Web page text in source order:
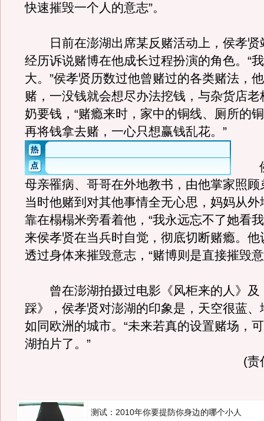
快速摧毁一个人的意志”。
日前在澎湖出席某反赌活动上，侯孝贤
经历诉说赌博在他成长过程扮演的角色。“
大。”侯孝贤历数过他曾赌过的各类赌法，
赌，一没钱就会想尽办法挖钱，与杂货店
奶要钱，“赌瘾来时，家中的铜线、厕所的
再将钱拿去赌，一心只想赢钱乱花。 ”
侯
母亲罹病、哥哥在外地教书，由他掌家照顾
当时他赌到对其他事情全无心思，妈妈从
靠在榻榻米旁看着他，“我永远忘不了她看
来侯孝贤在当兵时自觉，彻底切断赌瘾。他
透过身体来摧毁意志，“赌博则是直接摧毁
曾在澎湖拍摄过电影《风柜来的人》及
踩》，侯孝贤对澎湖的印象是，天空很蓝、
如同欧洲的城市。“未来若真的设置赌场，
湖拍片了。”
(责
测试：2010年你要提防你身边的哪个小人